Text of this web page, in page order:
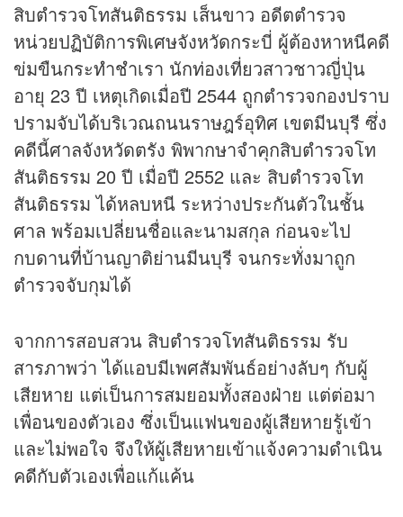
สิบตำรวจโทสันติธรรม เส็นขาว อดีตตำรวจ
หน่วยปฏิบัติการพิเศษจังหวัดกระบี่ ผู้ต้องหาหนีคดี
ข่มขืนกระทำชำเรา นักท่องเที่ยวสาวชาวญี่ปุ่น
อายุ 23 ปี เหตุเกิดเมื่อปี 2544 ถูกตำรวจกองปราบ
ปรามจับได้บริเวณถนนราษฎร์อุทิศ เขตมีนบุรี ซึ่ง
คดีนี้ศาลจังหวัดตรัง พิพากษาจำคุกสิบตำรวจโท
สันติธรรม 20 ปี เมื่อปี 2552 และ สิบตำรวจโท
สันติธรรม ได้หลบหนี ระหว่างประกันตัวในชั้น
ศาล พร้อมเปลี่ยนชื่อและนามสกุล ก่อนจะไป
กบดานที่บ้านญาติย่านมีนบุรี จนกระทั่งมาถูก
ตำรวจจับกุมได้
จากการสอบสวน สิบตำรวจโทสันติธรรม รับ
สารภาพว่า ได้แอบมีเพศสัมพันธ์อย่างลับๆ กับผู้
เสียหาย แต่เป็นการสมยอมทั้งสองฝ่าย แต่ต่อมา
เพื่อนของตัวเอง ซึ่งเป็นแฟนของผู้เสียหายรู้เข้า
และไม่พอใจ จึงให้ผู้เสียหายเข้าแจ้งความดำเนิน
คดีกับตัวเองเพื่อแก้แค้น